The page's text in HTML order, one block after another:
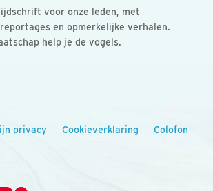
voor onze leden, met
en opmerkelijke verhalen.
help je de vogels.
privacy Cookieverklaring Colofon